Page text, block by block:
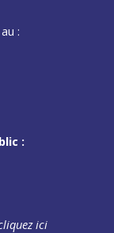
:
:
ici